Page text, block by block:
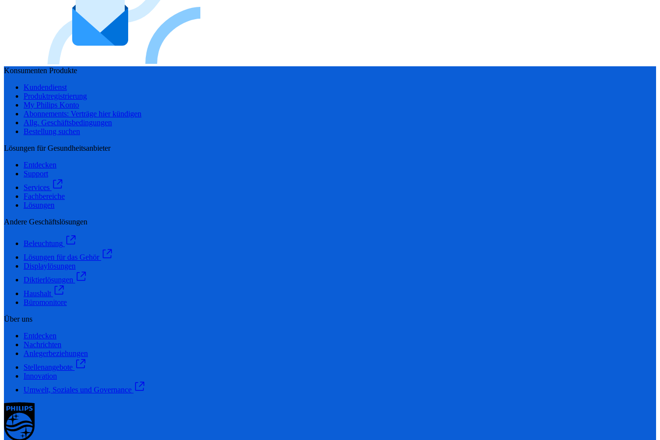
Konsumenten Produkte
Kundendienst
Produktregistrierung
My Philips Konto
Abonnements: Verträge hier kündigen
Allg. Geschäftsbedingungen
Bestellung suchen
Lösungen für Gesundheitsanbieter
Entdecken
Support
Services
Fachbereiche
Lösungen
Andere Geschäftslösungen
Beleuchtung
Lösungen für das Gehör
Displaylösungen
Diktierlösungen
Haushalt
Büromonitore
Über uns
Entdecken
Nachrichten
Anlegerbeziehungen
Stellenangebote
Innovation
Umwelt, Soziales und Governance